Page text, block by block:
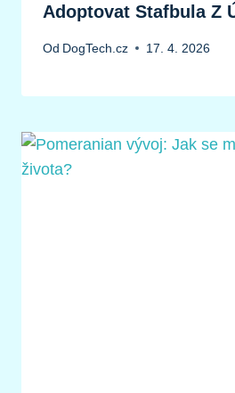
Adoptovat Stafbula Z
Od DogTech.cz 17. 4. 2026